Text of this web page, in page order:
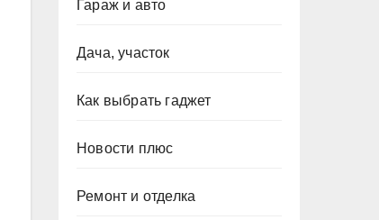
Гараж и авто
Дача, участок
Как выбрать гаджет
Новости плюс
Ремонт и отделка